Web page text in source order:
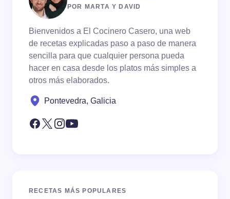
POR MARTA Y DAVID
Bienvenidos a El Cocinero Casero, una web
de recetas explicadas paso a paso de manera
sencilla para que cualquier persona pueda
hacer en casa desde los platos más simples a
otros más elaborados.
Pontevedra, Galicia
RECETAS MÁS POPULARES